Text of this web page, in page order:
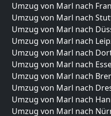
Umzug von Marl nach
Umzug von Marl nach
Umzug von Marl nach
Umzug von Marl nach
Umzug von Marl nach
Umzug von Marl nach
Umzug von Marl nach
Umzug von Marl nach
Umzug von Marl nach
Umzug von Marl nach